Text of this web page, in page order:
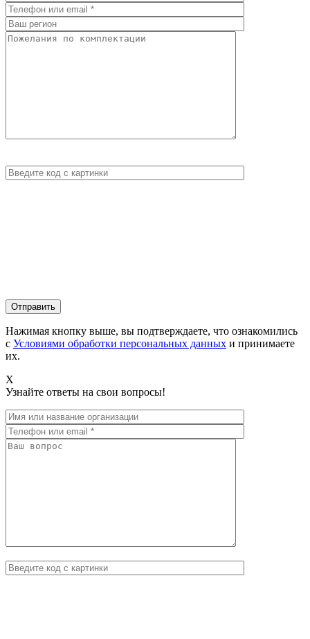
Нажимая кнопку выше, вы подтверждаете, что ознакомились
с Условиями обработки персональных данных и принимаете
их.
X
Узнайте ответы на свои вопросы!